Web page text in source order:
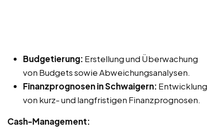
Budgetierung: Erstellung und Überwachung
von Budgets sowie Abweichungsanalysen.
Finanzprognosen in Schwaigern: Entwicklung
von kurz- und langfristigen Finanzprognosen.
Cash-Management: